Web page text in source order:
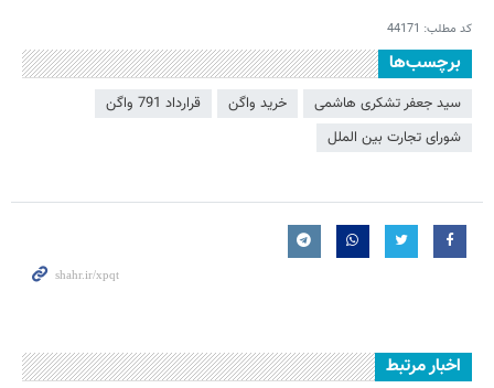
کد مطلب: 44171
برچسب‌ها
سید جعفر تشکری هاشمی خرید واگن
قرارداد 791 واگن
شورای تجارت بین الملل
اخبار مرتبط